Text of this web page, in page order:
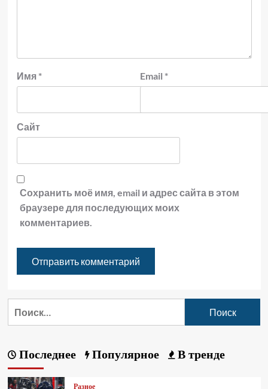
Имя * Email *
Сайт
Сохранить моё имя, email и адрес сайта в этом
браузере для последующих моих
комментариев.
Последнее Популярное В тренде
Разное